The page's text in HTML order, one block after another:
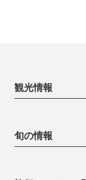
観光情報
旬の情報